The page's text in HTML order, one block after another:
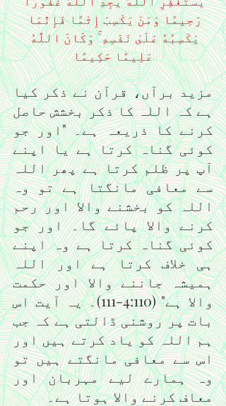
رَحِيمًا وَمَنْ يَكْسِبْ إِثْمًا فَإِنَّمَا
يَكْسِبُهُ عَلَىٰ نَفْسِهِ ۚ وَكَانَ اللَّهُ
عَلِيمًا حَكِيمًا
مزید برآں، قرآن نے ذکر کیا
ہے کہ اللہ کا ذکر بخشش حاصل
کرنے کا ذریعہ ہے۔ "اور جو
کوئی گناہ کرتا ہے یا اپنے
آپ پر ظلم کرتا ہے پھر اللہ
سے معافی مانگتا ہے تو وہ
اللہ کو بخشنے والا اور رحم
کرنے والا پائے گا۔ اور جو
کوئی گناہ کرتا ہے وہ اپنے
ہی خلاف کرتا ہے اور اللہ
ہمیشہ جاننے والا اور حکمت
والا ہے" (4:110-111)۔ یہ آیت اس
بات پر روشنی ڈالتی ہے کہ جب
ہم اللہ کو یاد کرتے ہیں اور
اس سے معافی مانگتے ہیں تو
وہ ہمارے لیے مہربان اور
معاف کرنے والا ہوتا ہے۔